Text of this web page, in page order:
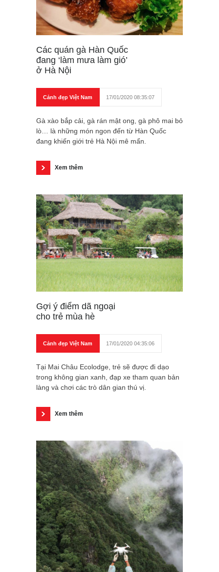
Các quán gà Hàn Quốc
đang ‘làm mưa làm gió’
ở Hà Nội
Cảnh đẹp Việt Nam 17/01/2020 08:35:07
Gà xào bắp cải, gà rán mật ong, gà phô mai bỏ
lò… là những món ngon đến từ Hàn Quốc
đang khiến giới trẻ Hà Nội mê mẩn.
Xem thêm
Gợi ý điểm dã ngoại
cho trẻ mùa hè
Cảnh đẹp Việt Nam 17/01/2020 04:35:06
Tại Mai Châu Ecolodge, trẻ sẽ được đi dạo
trong không gian xanh, đạp xe tham quan bản
làng và chơi các trò dân gian thú vị.
Xem thêm